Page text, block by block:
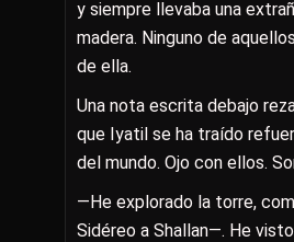
y siempre llevaba una
madera. Ninguno de
de ella.
Una nota escrita debajo
que Iyatil se ha traído
del mundo. Ojo con ellos.
—He explorado la torre,
Sidéreo a Shallan—. He